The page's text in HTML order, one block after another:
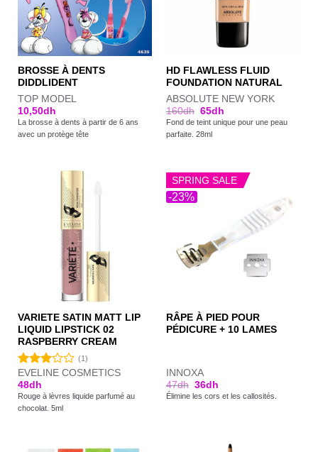
BROSSE À DENTS
DIDDLIDENT
TOP MODEL
10,50dh
La brosse à dents à partir de 6 ans
avec un protège tête
HD FLAWLESS FLUID
FOUNDATION NATURAL
ABSOLUTE NEW YORK
160dh 65dh
Fond de teint unique pour une peau
parfaite. 28ml
VARIETE SATIN MATT LIP
LIQUID LIPSTICK 02
RASPBERRY CREAM
Note
3.00
sur 5
(1)
EVELINE COSMETICS
48dh
Rouge à lèvres liquide parfumé au
chocolat. 5ml
-23%
SPRING SALE
RÂPE À PIED POUR
PÉDICURE + 10 LAMES
INNOXA
47dh 36dh
Élimine les cors et les callosités.